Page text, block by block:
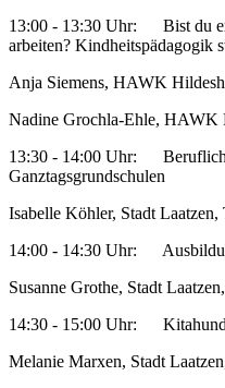
13:00 - 13:30 Uhr: Bist du
arbeiten? Kindheitspädagogik
Anja Siemens, HAWK
Nadine Grochla-Ehle, HAWK
13:30 - 14:00 Uhr:
Ganztagsgrundschulen
Isabelle Köhler, Stadt
14:00 - 14:30 Uhr:
Susanne Grothe, Stadt
14:30 - 15:00 Uhr: Kitahund
Melanie Marxen, Stadt